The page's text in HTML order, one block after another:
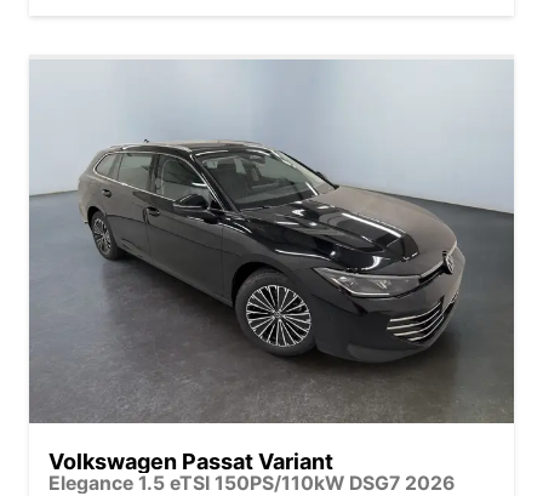
Volkswagen Passat Variant
Elegance 1.5 eTSI 150PS/110kW DSG7 2026